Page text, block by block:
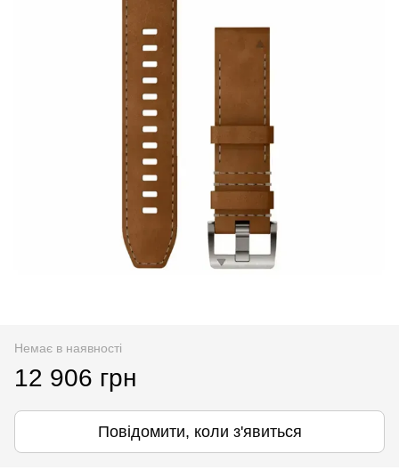
Немає в наявності
12 906 грн
Повідомити, коли з'явиться